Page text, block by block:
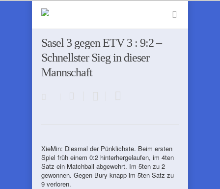
Sasel 3 gegen ETV 3 : 9:2 –
Schnellster Sieg in dieser
Mannschaft
XieMin: Diesmal der Pünklichste. Beim ersten
Spiel früh einem 0:2 hinterhergelaufen, im 4ten
Satz ein Matchball abgewehrt. Im 5ten zu 2
gewonnen. Gegen Bury knapp im 5ten Satz zu
9 verloren.